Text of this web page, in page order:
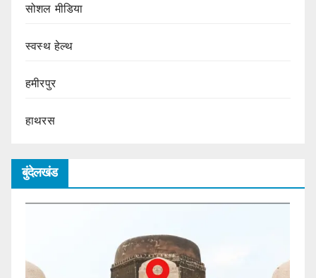
सोशल मीडिया
स्वस्थ हेल्थ
हमीरपुर
हाथरस
बुंदेलखंड